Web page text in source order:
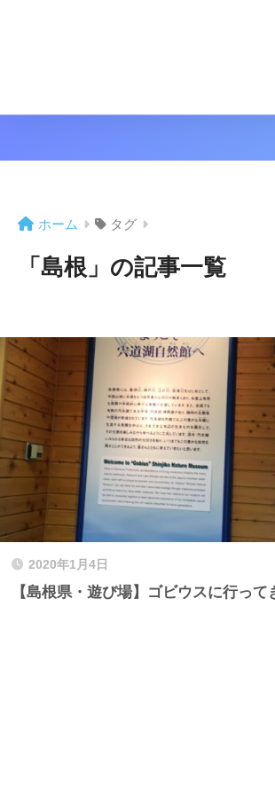
ホーム タグ
「島根」の記事一覧
2020年1月4日
【島根県・遊び場】ゴビウスに行って